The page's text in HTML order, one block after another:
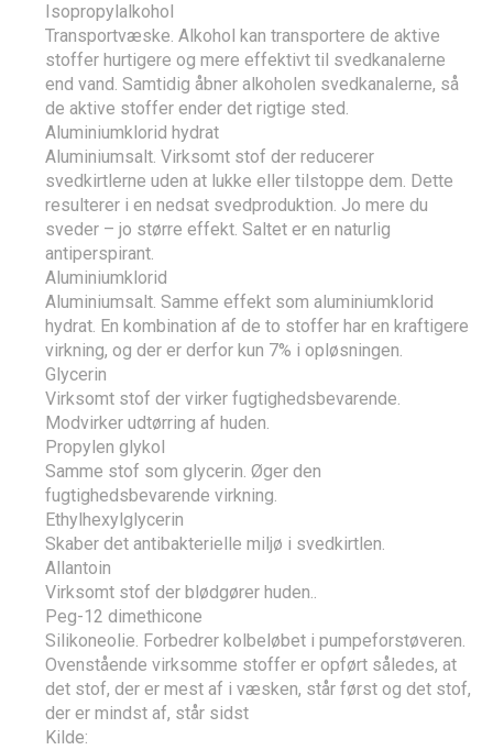
Isopropylalkohol
Transportvæske. Alkohol kan transportere de aktive
stoffer hurtigere og mere effektivt til svedkanalerne
end vand. Samtidig åbner alkoholen svedkanalerne, så
de aktive stoffer ender det rigtige sted.
Aluminiumklorid hydrat
Aluminiumsalt. Virksomt stof der reducerer
svedkirtlerne uden at lukke eller tilstoppe dem. Dette
resulterer i en nedsat svedproduktion. Jo mere du
sveder – jo større effekt. Saltet er en naturlig
antiperspirant.
Aluminiumklorid
Aluminiumsalt. Samme effekt som aluminiumklorid
hydrat. En kombination af de to stoffer har en kraftigere
virkning, og der er derfor kun 7% i opløsningen.
Glycerin
Virksomt stof der virker fugtighedsbevarende.
Modvirker udtørring af huden.
Propylen glykol
Samme stof som glycerin. Øger den
fugtighedsbevarende virkning.
Ethylhexylglycerin
Skaber det antibakterielle miljø i svedkirtlen.
Allantoin
Virksomt stof der blødgører huden..
Peg-12 dimethicone
Silikoneolie. Forbedrer kolbeløbet i pumpeforstøveren.
Ovenstående virksomme stoffer er opført således, at
det stof, der er mest af i væsken, står først og det stof,
der er mindst af, står sidst
Kilde: